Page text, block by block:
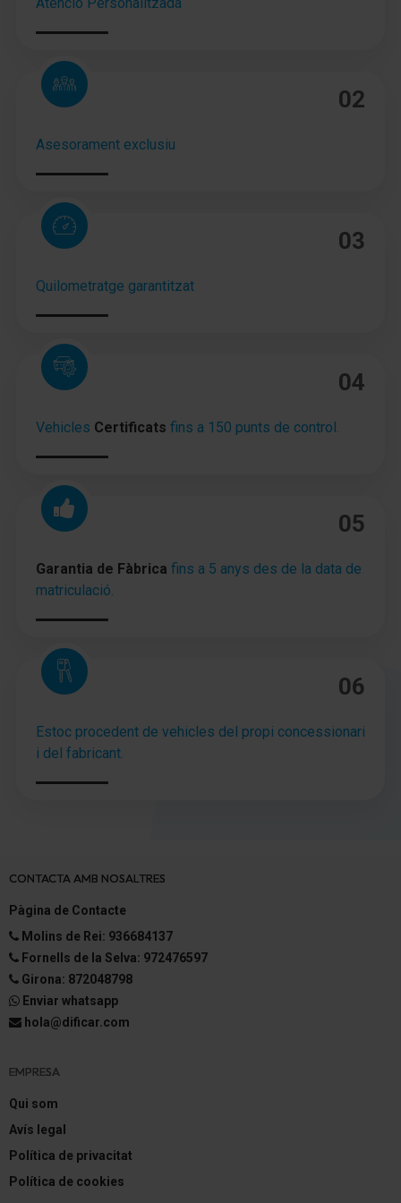
Crash-System
adaptativa Control de crucero (Tempomat) con
Asistente para atascos (MRCC)
Airbag lado del conductor
Airbag acompañante
Airbag lateral delante
Airbag-cabeza-hombros detrás
Reposabrazos central delante
Revestimiento de montantes Terminación alto brillo
Calefacción del asiento delante
Acabado interior: Costuras de adorno de color
Asiento delante derecha regulable en altura
Soporte lumbar Asiento delante izquierda
confort
Cierre centralizado con Mando a distancia
Log in System
Botón-start-stop
Agarraderos de la puerta ext. color carrocería
02
Asesorament exclusiu
03
Quilometratge garantitzat
04
Vehicles Certificats fins a 150 punts de control.
05
Garantia de Fàbrica fins a 5 anys des de la data de
matriculació.
06
Estoc procedent de vehicles del propi concessionari
i del fabricant.
CONTACTA AMB NOSALTRES
Pàgina de Contacte
Molins de Rei: 936684137
Fornells de la Selva: 972476597
Girona: 872048798
Enviar whatsapp
hola@dificar.com
EMPRESA
Qui som
Avís legal
Política de privacitat
Política de cookies